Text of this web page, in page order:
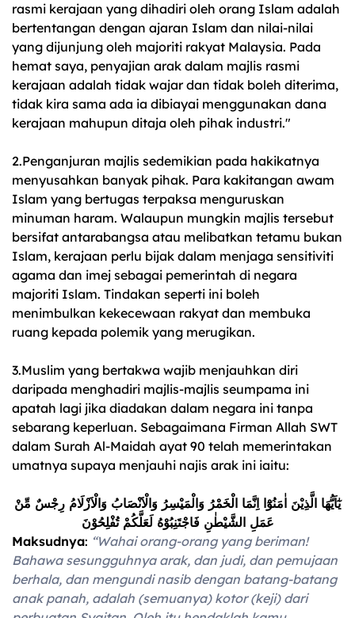
rasmi kerajaan yang dihadiri oleh orang Islam adalah
bertentangan dengan ajaran Islam dan nilai-nilai
yang dijunjung oleh majoriti rakyat Malaysia. Pada
hemat saya, penyajian arak dalam majlis rasmi
kerajaan adalah tidak wajar dan tidak boleh diterima,
tidak kira sama ada ia dibiayai menggunakan dana
kerajaan mahupun ditaja oleh pihak industri."
2.Penganjuran majlis sedemikian pada hakikatnya
menyusahkan banyak pihak. Para kakitangan awam
Islam yang bertugas terpaksa menguruskan
minuman haram. Walaupun mungkin majlis tersebut
bersifat antarabangsa atau melibatkan tetamu bukan
Islam, kerajaan perlu bijak dalam menjaga sensitiviti
agama dan imej sebagai pemerintah di negara
majoriti Islam. Tindakan seperti ini boleh
menimbulkan kekecewaan rakyat dan membuka
ruang kepada polemik yang merugikan.
3.Muslim yang bertakwa wajib menjauhkan diri
daripada menghadiri majlis-majlis seumpama ini
apatah lagi jika diadakan dalam negara ini tanpa
sebarang keperluan. Sebagaimana Firman Allah SWT
dalam Surah Al-Maidah ayat 90 telah memerintakan
umatnya supaya menjauhi najis arak ini iaitu:
يٰٓاَيُّهَا الَّذِيْنَ اٰمَنُوْٓا اِنَّمَا الْخَمْرُ وَالْمَيْسِرُ وَالْاَنْصَابُ وَالْاَزْلَامُ رِجْسٌ مِّنْ
عَمَلِ الشَّيْطٰنِ فَاجْتَنِبُوْهُ لَعَلَّكُمْ تُفْلِحُوْنَ
Maksudnya: “Wahai orang-orang yang beriman!
Bahawa sesungguhnya arak, dan judi, dan pemujaan
berhala, dan mengundi nasib dengan batang-batang
anak panah, adalah (semuanya) kotor (keji) dari